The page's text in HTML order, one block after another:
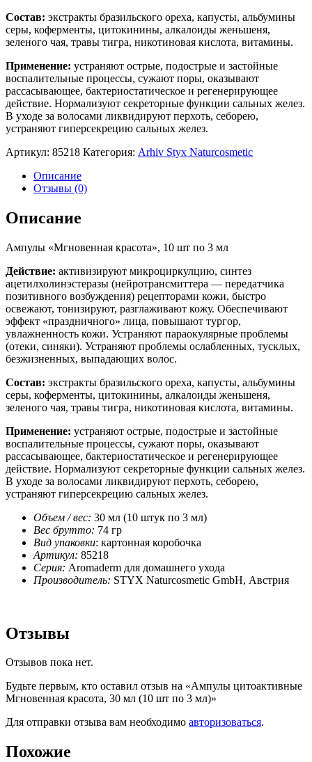
Состав: экстракты бразильского ореха, капусты, альбумины
серы, коферменты, цитокинины, алкалоиды женьшеня,
зеленого чая, травы тигра, никотиновая кислота, витамины.
Применение: устраняют острые, подострые и застойные
воспалительные процессы, сужают поры, оказывают
рассасывающее, бактериостатическое и регенерирующее
действие. Нормализуют секреторные функции сальных желез.
В уходе за волосами ликвидируют перхоть, себорею,
устраняют гиперсекрецию сальных желез.
Артикул: 85218 Категория: Arhiv Styx Naturcosmetic
Описание
Отзывы (0)
Описание
Ампулы «Мгновенная красота», 10 шт по 3 мл
Действие: активизируют микроциркулцию, синтез
ацетилхолинэстеразы (нейротрансмиттера — передатчика
позитивного возбуждения) рецепторами кожи, быстро
освежают, тонизируют, разглаживают кожу. Обеспечивают
эффект «праздничного» лица, повышают тургор,
увлажненность кожи. Устраняют параокулярные проблемы
(отеки, синяки). Устраняют проблемы ослабленных, тусклых,
безжизненных, выпадающих волос.
Состав: экстракты бразильского ореха, капусты, альбумины
серы, коферменты, цитокинины, алкалоиды женьшеня,
зеленого чая, травы тигра, никотиновая кислота, витамины.
Применение: устраняют острые, подострые и застойные
воспалительные процессы, сужают поры, оказывают
рассасывающее, бактериостатическое и регенерирующее
действие. Нормализуют секреторные функции сальных желез.
В уходе за волосами ликвидируют перхоть, себорею,
устраняют гиперсекрецию сальных желез.
Объем / вес: 30 мл (10 штук по 3 мл)
Вес брутто: 74 гр
Вид упаковки: картонная коробочка
Артикул: 85218
Cерия: Aromaderm для домашнего ухода
Производитель: STYX Naturcosmetic GmbH, Австрия
Отзывы
Отзывов пока нет.
Будьте первым, кто оставил отзыв на «Ампулы цитоактивные
Мгновенная красота, 30 мл (10 шт по 3 мл)»
Для отправки отзыва вам необходимо авторизоваться.
Похожие